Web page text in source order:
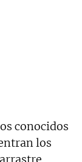
conocidos
los